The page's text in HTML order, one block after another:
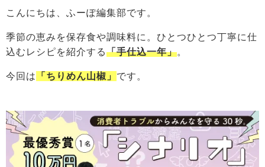
こんにちは、ふーぽ編集部です。
季節の恵みを保存食や調味料に。ひとつひとつ丁寧に仕
込むレシピを紹介する「手仕込一年」。
今回は 「ちりめん山椒」 です。